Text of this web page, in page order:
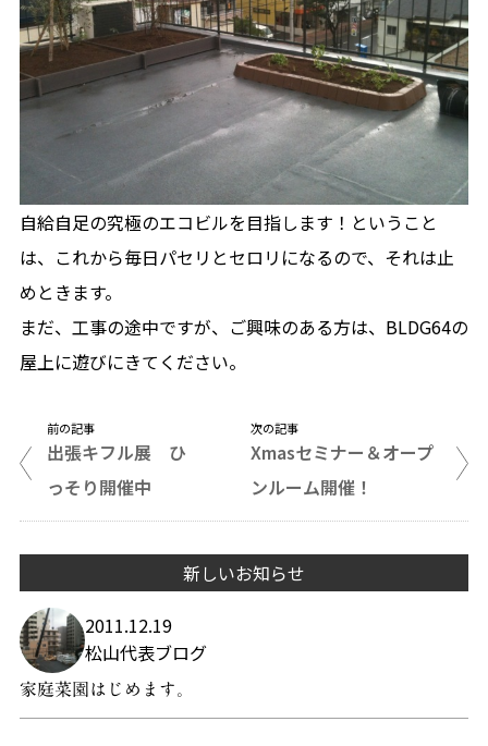
自給自足の究極のエコビルを目指します！ということ
は、これから毎日パセリとセロリになるので、それは止
めときます。
まだ、工事の途中ですが、ご興味のある方は、BLDG64の
屋上に遊びにきてください。
前の記事
出張キフル展 ひ
っそり開催中
次の記事
Xmasセミナー＆オープ
ンルーム開催！
新しいお知らせ
2011.12.19
松山代表ブログ
家庭菜園はじめます。